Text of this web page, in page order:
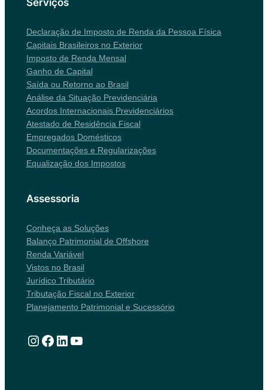
Declaração de Imposto de Renda da Pessoa Física
Capitais Brasileiros no Exterior
Imposto de Renda Mensal
Ganho de Capital
Saída ou Retorno ao Brasil
Análise da Situação Previdenciária
Acordos Internacionais Previdenciários
Atestado de Residência Fiscal
Empregados Domésticos
Documentações e Regularizações
Equalização dos Impostos
Assessoria
Conheça as Soluções
Balanço Patrimonial de Offshore
Renda Variável
Vistos no Brasil
Jurídico Tributário
Tributação Fiscal no Exterior
Planejamento Patrimonial e Sucessório
Instagram Facebook LinkedIn Youtube